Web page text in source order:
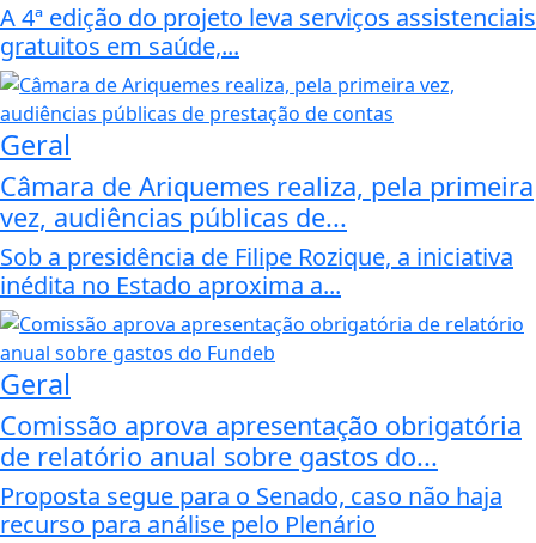
A 4ª edição do projeto leva serviços assistenciais
gratuitos em saúde,...
Geral
Câmara de Ariquemes realiza, pela primeira
vez, audiências públicas de...
Sob a presidência de Filipe Rozique, a iniciativa
inédita no Estado aproxima a...
Geral
Comissão aprova apresentação obrigatória
de relatório anual sobre gastos do...
Proposta segue para o Senado, caso não haja
recurso para análise pelo Plenário